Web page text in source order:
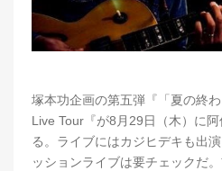
塚本功企画の第五弾『「夏の終
Live Tour『が8月29日（木）に
る。ライブにはカジヒデキも出
ッションライブは要チェックだ